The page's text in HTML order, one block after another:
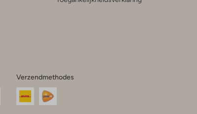
Verzendmethodes